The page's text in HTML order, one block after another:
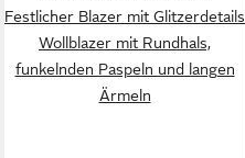
Festlicher Blazer mit Glitzerdetails
Wollblazer mit Rundhals,
funkelnden Paspeln und langen
Ärmeln